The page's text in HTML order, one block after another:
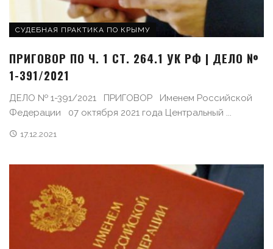
СУДЕБНАЯ ПРАКТИКА ПО КРЫМУ
ПРИГОВОР ПО Ч. 1 СТ. 264.1 УК РФ | ДЕЛО №
1-391/2021
ДЕЛО № 1-391/2021 ПРИГОВОР Именем Российской
Федерации 07 октября 2021 года Центральный ...
17.12.2021